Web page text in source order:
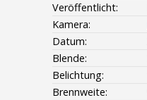
Veröffentlicht:
Kamera:
Datum:
Blende:
Belichtung:
Brennweite: